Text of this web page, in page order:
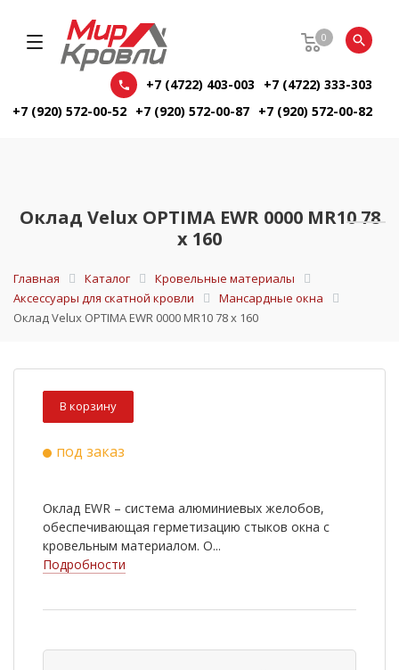
0
+7 (4722) 403-003
+7 (4722) 333-303
+7 (920) 572-00-52 +7 (920) 572-00-87 +7 (920) 572-00-82
Оклад Velux OPTIMA EWR 0000 MR10 78
х 160
Главная Каталог
Кровельные материалы
Аксессуары для скатной кровли
Мансардные окна
Оклад Velux OPTIMA EWR 0000 MR10 78 х 160
В корзину
под заказ
Оклад EWR – система алюминиевых желобов,
обеспечивающая герметизацию стыков окна с
кровельным материалом. О...
Подробности